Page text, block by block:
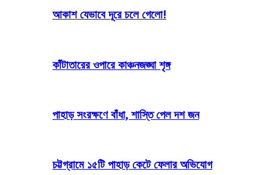
আকাশ যেভাবে দূরে চলে গেলো!
কাঁটাতারের ওপারে কাঞ্চনজঙ্ঘা শৃঙ্গ
পাহাড় সংরক্ষণে বাঁধা, শাস্তি পেল দশ জন
চট্টগ্রামে ১৫টি পাহাড় কেটে ফেলার অভিযোগ